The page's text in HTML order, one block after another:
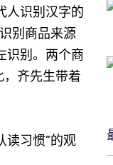
人识别汉字的
别商品来源
识别。两个商
，齐先生带着
习惯”的观